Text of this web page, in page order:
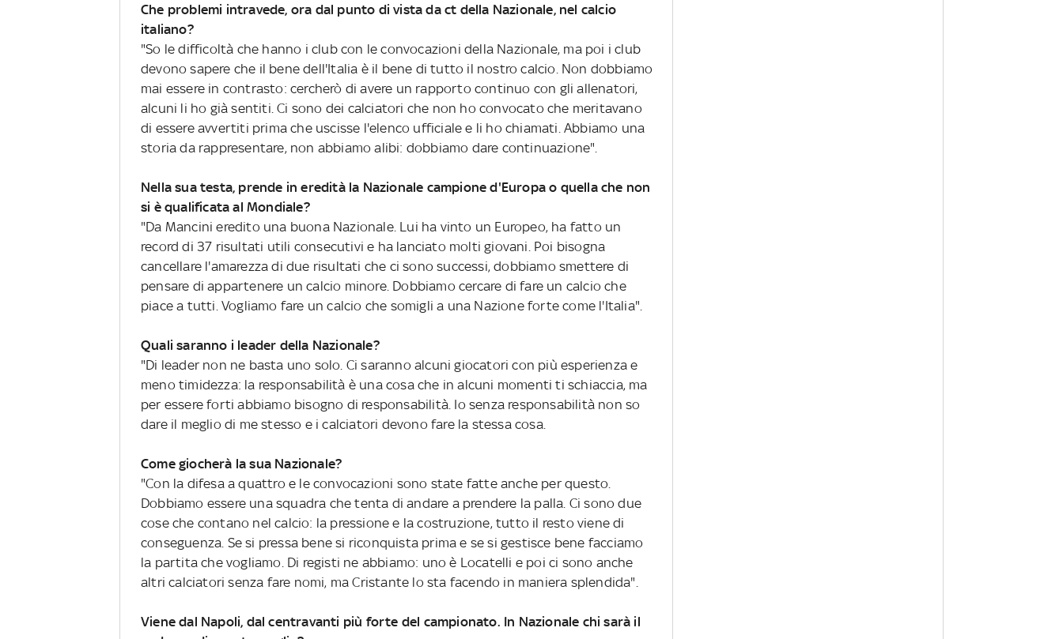
Che problemi intravede, ora dal punto di vista da ct della Nazionale, nel calcio
italiano?
"So le difficoltà che hanno i club con le convocazioni della Nazionale, ma poi i club
devono sapere che il bene dell'Italia è il bene di tutto il nostro calcio. Non dobbiamo
mai essere in contrasto: cercherò di avere un rapporto continuo con gli allenatori,
alcuni li ho già sentiti. Ci sono dei calciatori che non ho convocato che meritavano
di essere avvertiti prima che uscisse l'elenco ufficiale e li ho chiamati. Abbiamo una
storia da rappresentare, non abbiamo alibi: dobbiamo dare continuazione".
Nella sua testa, prende in eredità la Nazionale campione d'Europa o quella che non
si è qualificata al Mondiale?
"Da Mancini eredito una buona Nazionale. Lui ha vinto un Europeo, ha fatto un
record di 37 risultati utili consecutivi e ha lanciato molti giovani. Poi bisogna
cancellare l'amarezza di due risultati che ci sono successi, dobbiamo smettere di
pensare di appartenere un calcio minore. Dobbiamo cercare di fare un calcio che
piace a tutti. Vogliamo fare un calcio che somigli a una Nazione forte come l'Italia".
Quali saranno i leader della Nazionale?
"Di leader non ne basta uno solo. Ci saranno alcuni giocatori con più esperienza e
meno timidezza: la responsabilità è una cosa che in alcuni momenti ti schiaccia, ma
per essere forti abbiamo bisogno di responsabilità. Io senza responsabilità non so
dare il meglio di me stesso e i calciatori devono fare la stessa cosa.
Come giocherà la sua Nazionale?
"Con la difesa a quattro e le convocazioni sono state fatte anche per questo.
Dobbiamo essere una squadra che tenta di andare a prendere la palla. Ci sono due
cose che contano nel calcio: la pressione e la costruzione, tutto il resto viene di
conseguenza. Se si pressa bene si riconquista prima e se si gestisce bene facciamo
la partita che vogliamo. Di registi ne abbiamo: uno è Locatelli e poi ci sono anche
altri calciatori senza fare nomi, ma Cristante lo sta facendo in maniera splendida".
Viene dal Napoli, dal centravanti più forte del campionato. In Nazionale chi sarà il